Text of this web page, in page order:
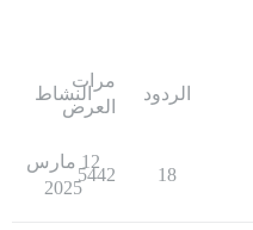
الردود
مرات
العرض
النشاط
18
5442
12 مارس
2025